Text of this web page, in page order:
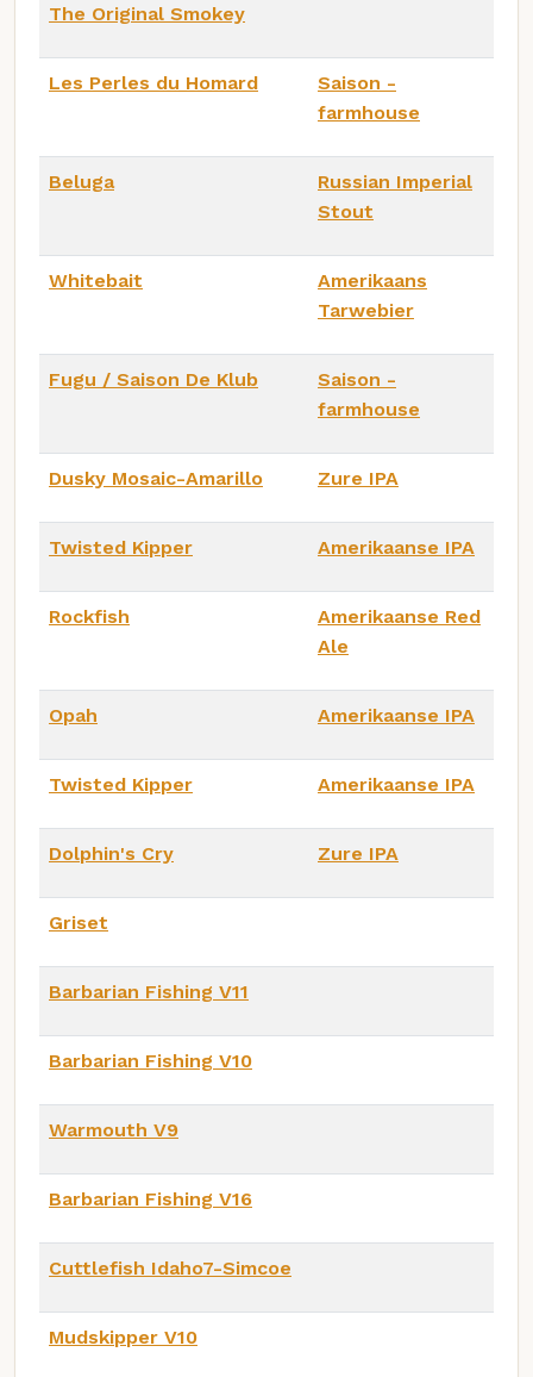
The Original Smokey
Les Perles du Homard
Saison -
farmhouse
Beluga
Russian Imperial
Stout
Whitebait
Amerikaans
Tarwebier
Fugu / Saison De Klub
Saison -
farmhouse
Dusky Mosaic-Amarillo Zure IPA
Twisted Kipper Amerikaanse IPA
Rockfish
Amerikaanse Red
Ale
Opah Amerikaanse IPA
Twisted Kipper Amerikaanse IPA
Dolphin's Cry Zure IPA
Griset
Barbarian Fishing V11
Barbarian Fishing V10
Warmouth V9
Barbarian Fishing V16
Cuttlefish Idaho7-Simcoe
Mudskipper V10